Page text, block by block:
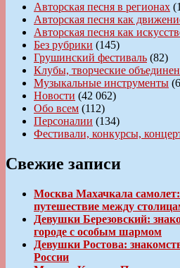
Авторская песня в регионах
Авторская песня как
Авторская песня как
Без рубрики (145)
Грушинский фестиваль (82)
Клубы, творческие
Музыкальные инструменты
Новости (42 062)
Обо всем (112)
Персоналии (134)
Фестивали, конкурсы,
Свежие записи
Москва Махачкала
путешествие между
Девушки Березовский:
городе с особым шармом
Девушки Ростова:
России